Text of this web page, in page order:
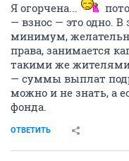
Я огорчена...
— взнос — это одно. В
минимум,
права, занимается
такими же
— суммы выплат
можно и не знать, а
фонда.
ОТВЕТИТЬ